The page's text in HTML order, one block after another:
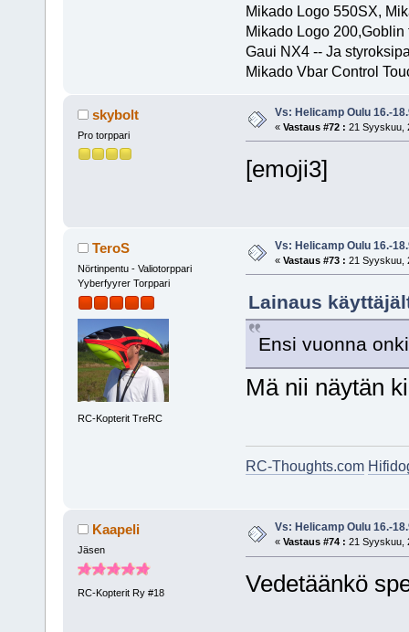
Mikado Logo 550SX,
Mikado Logo 200,Goblin
Gaui NX4 -- Ja
Mikado Vbar Control
skybolt
Pro torppari
Vs: Helicamp Oulu 16.-
« Vastaus #72 : 21 Syyskuu,
[emoji3]
TeroS
Nörtinpentu - Valiotorppari
Yyberfyyrer Torppari
RC-Kopterit TreRC
Vs: Helicamp Oulu 16.-
« Vastaus #73 : 21 Syyskuu,
Lainaus
Ensi vuonna
Mä nii näytän
RC-Thoughts.com
Kaapeli
Jäsen
RC-Kopterit Ry #18
Vs: Helicamp Oulu 16.-
« Vastaus #74 : 21 Syyskuu,
Vedetäänkö